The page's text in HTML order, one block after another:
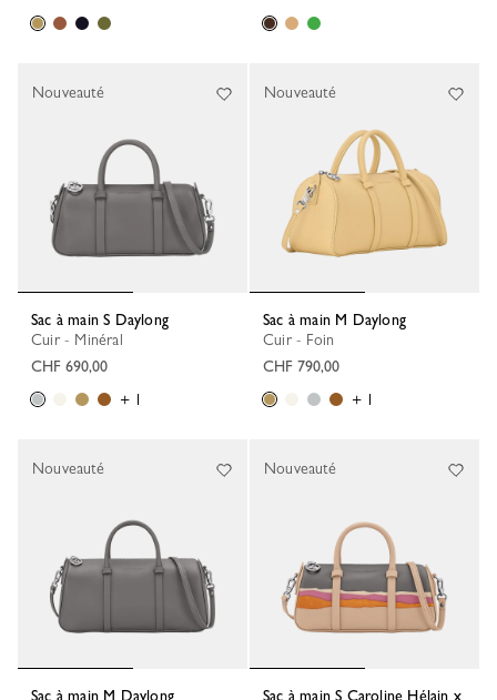
Sac à main S Daylong
Cuir - Minéral
CHF 690,00
+ 1
Nouveauté
Sac à main M Daylong
Cuir - Foin
CHF 790,00
+ 1
Nouveauté
Sac à main M Daylong
Nouveauté
Sac à main S Caroline Hélain x
Nouveauté